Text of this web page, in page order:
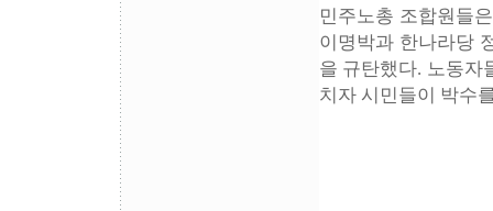
민주노총 조합원들
이명박과 한나라당
을 규탄했다. 노동자
치자 시민들이 박수